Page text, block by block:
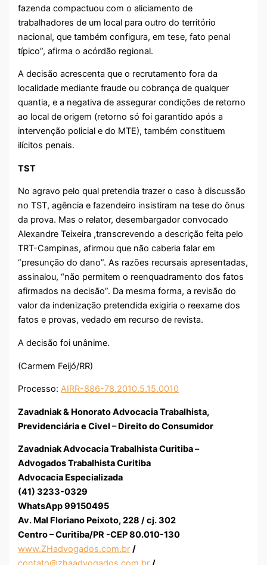
fazenda compactuou com o aliciamento de
trabalhadores de um local para outro do território
nacional, que também configura, em tese, fato penal
típico”, afirma o acórdão regional.
A decisão acrescenta que o recrutamento fora da
localidade mediante fraude ou cobrança de qualquer
quantia, e a negativa de assegurar condições de retorno
ao local de origem (retorno só foi garantido após a
intervenção policial e do MTE), também constituem
ilícitos penais.
TST
No agravo pelo qual pretendia trazer o caso à discussão
no TST, agência e fazendeiro insistiram na tese do ônus
da prova. Mas o relator, desembargador convocado
Alexandre Teixeira ,transcrevendo a descrição feita pelo
TRT-Campinas, afirmou que não caberia falar em
“presunção do dano”. As razões recursais apresentadas,
assinalou, “não permitem o reenquadramento dos fatos
afirmados na decisão”. Da mesma forma, a revisão do
valor da indenização pretendida exigiria o reexame dos
fatos e provas, vedado em recurso de revista.
A decisão foi unânime.
(Carmem Feijó/RR)
Processo:AIRR-886-78.2010.5.15.0010
Zavadniak & Honorato Advocacia Trabalhista,
Previdenciária e Civel – Direito do Consumidor
Zavadniak Advocacia Trabalhista Curitiba –
Advogados Trabalhista Curitiba
Advocacia Especializada
(41) 3233-0329
WhatsApp 99150495
Av. Mal Floriano Peixoto, 228 / cj. 302
Centro – Curitiba/PR -CEP 80.010-130
www.ZHadvogados.com.br /